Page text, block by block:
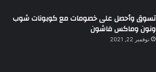
تسوق وأحصل على خصومات مع كوبونات شوب
ونون وماكس فاشون
نوفمبر 22, 2021